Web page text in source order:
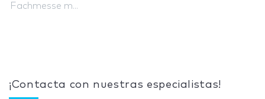
Fachmesse m...
¡Contacta con nuestras especialistas!